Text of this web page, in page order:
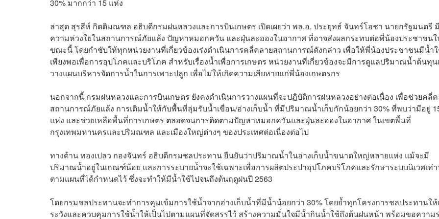
30% มากกว่า 15 แห่ง
ล่าสุด สุรสีห์ กิตติมณฑล อธิบดีกรมฝนหลวงและการบินเกษตร เปิดเผยว่า พล.อ. ประยุทธ์ จันทร์โอชา นายกรัฐมนตรี มี
ความห่วงใยในสถานการณ์ภัยแล้ง ปัญหาหมอกควัน และฝุ่นละอองในอากาศ ที่อาจส่งผลกระทบต่อพี่น้องประชาชน
ขณะนี้ โดยกำชับให้ทุกหน่วยงานที่เกี่ยวข้องเร่งดำเนินการคลี่คลายสถานการณ์ดังกล่าว เพื่อให้พี่น้องประชาชนมีน้ำ
เพียงพอเพื่อการอุปโภคและบริโภค สำหรับเรื่องน้ำเพื่อการเกษตร หน่วยงานที่เกี่ยวข้องจะมีการดูแลปริมาณน้ำต้นทุน
วางแผนบริหารจัดการน้ำในการเพาะปลูก เพื่อไม่ให้เกิดความเสียหายแก่พี่น้องเกษตรกร
นอกจากนี้ กรมฝนหลวงและการบินเกษตร ยังคงดำเนินการวางแผนที่จะปฏิบัติการฝนหลวงอย่างต่อเนื่อง เพื่อช่วยคลี่
สถานการณ์ภัยแล้ง การเติมน้ำให้กับพื้นที่ลุ่มรับน้ำเขื่อน/อ่างเก็บน้ำ ที่มีปริมาณน้ำเก็บกักน้อยกว่า 30% ที่พบว่ามีอยู่
แห่ง และช่วยเหลือพื้นที่การเกษตร ตลอดจนการติดตามปัญหาหมอกควันและฝุ่นละอองในอากาศ ในเขตพื้นที่
กรุงเทพมหานครและปริมณฑล และเมืองใหญ่ต่างๆ ของประเทศต่อเนื่องต่อไป
ทางด้าน ทองเปลว กองจันทร์ อธิบดีกรมชลประทาน ยืนยันว่าปริมาณน้ำในอ่างเก็บน้ำขนาดใหญ่หลายแห่ง แม้จะมี
ปริมาณน้ำอยู่ในเกณฑ์น้อย และการระบายน้ำจะใช้เฉพาะเพื่อการผลิตประปาอุปโภคบริโภคและรักษาระบบนิเวศเท่
ตามแผนที่ได้กำหนดไว้ ซึ่งจะทำให้มีน้ำใช้ไปจนถึงต้นฤดูฝนปี 2563
โดยกรมชลประทานจะทำการคุมเข้มการใช้น้ำจากอ่างเก็บน้ำที่มีน้ำน้อยกว่า 30% โดยย้ำทุกโครงการชลประทานให้
ระวังและควบคุมการใช้น้ำให้เป็นไปตามแผนที่จัดสรรไว้ สร้างความมั่นใจมีน้ำกินน้ำใช้ถึงต้นฝนหน้า พร้อมขอความ